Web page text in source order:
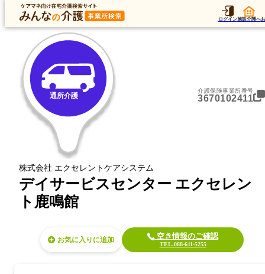
ログイン施設介護へ
トップ データ
トップ 徳島県 徳島市 通所介護 デイサービスセンター エクセレント鹿鳴館
通所介護
株式会社 エクセレントケアシステム
介護保険事業所番号
3670102411
デイサービスセンター エクセレン
ト鹿鳴館
お気に入り 空き情報のご確認
TEL.088-611-5255